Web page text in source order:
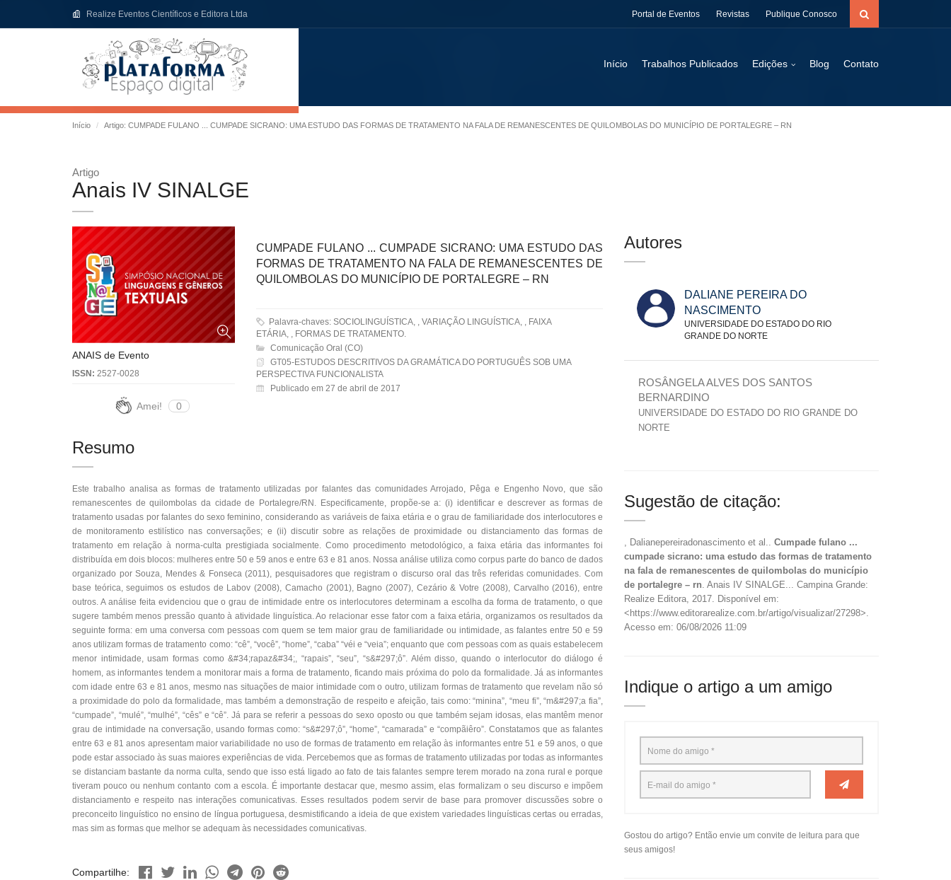
Realize Eventos Científicos e Editora Ltda Portal de Eventos Revistas Publique Conosco
Início Trabalhos Publicados Edições Blog Contato
Início Artigo: CUMPADE FULANO ... CUMPADE SICRANO: UMA ESTUDO DAS FORMAS DE TRATAMENTO NA FALA DE REMANESCENTES DE QUILOMBOLAS DO MUNICÍPIO DE PORTALEGRE – RN
Artigo
Anais IV SINALGE
ANAIS de Evento
ISSN: 2527-0028
Amei! 0
CUMPADE FULANO ... CUMPADE SICRANO: UMA ESTUDO DAS
FORMAS DE TRATAMENTO NA FALA DE REMANESCENTES DE
QUILOMBOLAS DO MUNICÍPIO DE PORTALEGRE – RN
Palavra-chaves: SOCIOLINGUÍSTICA, , VARIAÇÃO LINGUÍSTICA, , FAIXA
ETÁRIA, , FORMAS DE TRATAMENTO.
Comunicação Oral (CO)
GT05-ESTUDOS DESCRITIVOS DA GRAMÁTICA DO PORTUGUÊS SOB UMA
PERSPECTIVA FUNCIONALISTA
Publicado em 27 de abril de 2017
Resumo
Este trabalho analisa as formas de tratamento utilizadas por falantes das comunidades Arrojado, Pêga e Engenho Novo, que são
remanescentes de quilombolas da cidade de Portalegre/RN. Especificamente, propõe-se a: (i) identificar e descrever as formas de
tratamento usadas por falantes do sexo feminino, considerando as variáveis de faixa etária e o grau de familiaridade dos interlocutores e
de monitoramento estilístico nas conversações; e (ii) discutir sobre as relações de proximidade ou distanciamento das formas de
tratamento em relação à norma-culta prestigiada socialmente. Como procedimento metodológico, a faixa etária das informantes foi
distribuída em dois blocos: mulheres entre 50 e 59 anos e entre 63 e 81 anos. Nossa análise utiliza como corpus parte do banco de dados
organizado por Souza, Mendes & Fonseca (2011), pesquisadores que registram o discurso oral das três referidas comunidades. Com
base teórica, seguimos os estudos de Labov (2008), Camacho (2001), Bagno (2007), Cezário & Votre (2008), Carvalho (2016), entre
outros. A análise feita evidenciou que o grau de intimidade entre os interlocutores determinam a escolha da forma de tratamento, o que
sugere também menos pressão quanto à atividade linguística. Ao relacionar esse fator com a faixa etária, organizamos os resultados da
seguinte forma: em uma conversa com pessoas com quem se tem maior grau de familiaridade ou intimidade, as falantes entre 50 e 59
anos utilizam formas de tratamento como: “cê”, “você”, “home”, “caba” “véi e “veia”; enquanto que com pessoas com as quais estabelecem
menor intimidade, usam formas como &#34;rapaz&#34;, “rapais”, “seu”, “s&#297;ô”. Além disso, quando o interlocutor do diálogo é
homem, as informantes tendem a monitorar mais a forma de tratamento, ficando mais próxima do polo da formalidade. Já as informantes
com idade entre 63 e 81 anos, mesmo nas situações de maior intimidade com o outro, utilizam formas de tratamento que revelam não só
a proximidade do polo da formalidade, mas também a demonstração de respeito e afeição, tais como: “minina”, “meu fi”, “m&#297;a fia”,
“cumpade”, “mulé”, “mulhé”, “cês” e “cê”. Já para se referir a pessoas do sexo oposto ou que também sejam idosas, elas mantêm menor
grau de intimidade na conversação, usando formas como: “s&#297;ô”, “home”, “camarada” e “compãiêro”. Constatamos que as falantes
entre 63 e 81 anos apresentam maior variabilidade no uso de formas de tratamento em relação às informantes entre 51 e 59 anos, o que
pode estar associado às suas maiores experiências de vida. Percebemos que as formas de tratamento utilizadas por todas as informantes
se distanciam bastante da norma culta, sendo que isso está ligado ao fato de tais falantes sempre terem morado na zona rural e porque
tiveram pouco ou nenhum contanto com a escola. É importante destacar que, mesmo assim, elas formalizam o seu discurso e impõem
distanciamento e respeito nas interações comunicativas. Esses resultados podem servir de base para promover discussões sobre o
preconceito linguístico no ensino de língua portuguesa, desmistificando a ideia de que existem variedades linguísticas certas ou erradas,
mas sim as formas que melhor se adequam às necessidades comunicativas.
Compartilhe:
Autores
DALIANE PEREIRA DO
NASCIMENTO
UNIVERSIDADE DO ESTADO DO RIO
GRANDE DO NORTE
ROSÂNGELA ALVES DOS SANTOS
BERNARDINO
UNIVERSIDADE DO ESTADO DO RIO GRANDE DO
NORTE
Sugestão de citação:
, Dalianepereiradonascimento et al.. Cumpade fulano ...
cumpade sicrano: uma estudo das formas de tratamento
na fala de remanescentes de quilombolas do município
de portalegre – rn. Anais IV SINALGE... Campina Grande:
Realize Editora, 2017. Disponível em:
<https://www.editorarealize.com.br/artigo/visualizar/27298>.
Acesso em: 06/08/2026 11:09
Indique o artigo a um amigo
Gostou do artigo? Então envie um convite de leitura para que
seus amigos!